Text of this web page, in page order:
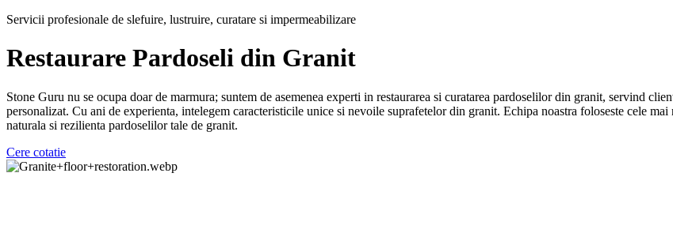
Servicii profesionale de slefuire, lustruire, curatare si impermeabilizare
Restaurare Pardoseli din Granit
Stone Guru nu se ocupa doar de marmura; suntem de asemenea experti in restaurarea si curatarea pardoselilor din granit, servind
personalizat. Cu ani de experienta, intelegem caracteristicile unice si nevoile suprafetelor din granit. Echipa noastra foloseste cele
naturala si rezilienta pardoselilor tale de granit.
Cere cotatie